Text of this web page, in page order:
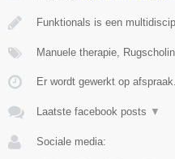
Funktionals is een
Manuele therapie,
Er wordt gewerkt op afspraak.
Laatste facebook posts ▼
Sociale media: